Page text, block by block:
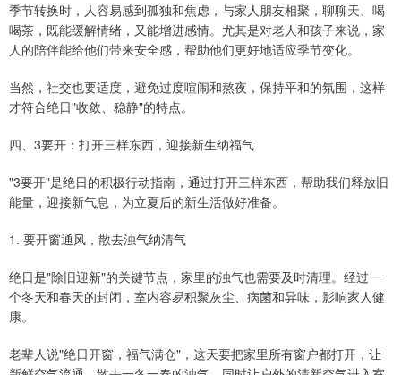
季节转换时，人容易感到孤独和焦虑，与家人朋友相聚，聊聊天、喝
喝茶，既能缓解情绪，又能增进感情。尤其是对老人和孩子来说，家
人的陪伴能给他们带来安全感，帮助他们更好地适应季节变化。
当然，社交也要适度，避免过度喧闹和熬夜，保持平和的氛围，这样
才符合绝日"收敛、稳静"的特点。
四、3要开：打开三样东西，迎接新生纳福气
"3要开"是绝日的积极行动指南，通过打开三样东西，帮助我们释放旧
能量，迎接新气息，为立夏后的新生活做好准备。
1. 要开窗通风，散去浊气纳清气
绝日是"除旧迎新"的关键节点，家里的浊气也需要及时清理。经过一
个冬天和春天的封闭，室内容易积聚灰尘、病菌和异味，影响家人健
康。
老辈人说"绝日开窗，福气满仓"，这天要把家里所有窗户都打开，让